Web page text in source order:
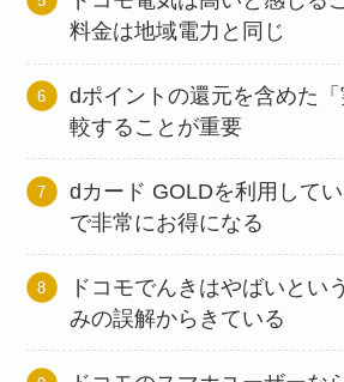
料金は地域電力と同じ
dポイントの還元を含めた
較することが重要
dカード GOLDを利用して
で非常にお得になる
ドコモでんきはやばいとい
みの誤解からきている